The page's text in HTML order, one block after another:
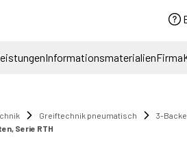
InformationsmaterialienFirma
Greiftechnik pneumatisch 3-
Serie RTH